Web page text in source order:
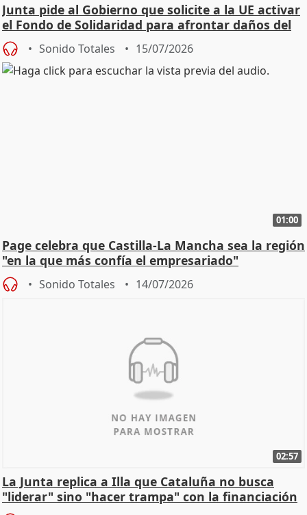
Junta pide al Gobierno que solicite a la UE activar
el Fondo de Solidaridad para afrontar daños del
Sonido Totales 15/07/2026
01:00
Page celebra que Castilla-La Mancha sea la región
"en la que más confía el empresariado"
Sonido Totales 14/07/2026
02:57
La Junta replica a Illa que Cataluña no busca
"liderar" sino "hacer trampa" con la financiación